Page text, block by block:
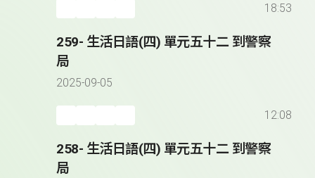
18:53
259- 生活日語(四) 單元五十二 到警察
局
2025-09-05
12:08
258- 生活日語(四) 單元五十二 到警察
局